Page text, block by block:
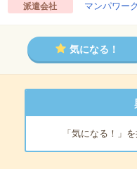
派遣会社 マンパワー
気になる！
「気になる！」